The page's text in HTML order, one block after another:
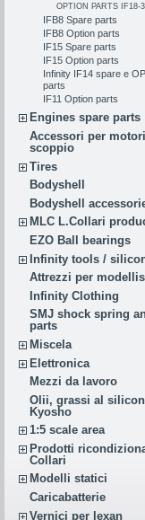
OPTION PARTS IF18-3
IFB8 Spare parts
IFB8 Option parts
IF15 Spare parts
IF15 Option parts
Infinity IF14 spare e
parts
IF11 Option parts
Engines spare parts
Accessori per
scoppio
Tires
Bodyshell
Bodyshell
MLC L.Collari
EZO Ball bearings
Infinity tools /
Attrezzi per
Infinity Clothing
SMJ shock spring
parts
Miscela
Elettronica
Mezzi da lavoro
Olii, grassi al
Kyosho
1:5 scale area
Prodotti
Collari
Modelli statici
Caricabatterie
Vernici per lexan